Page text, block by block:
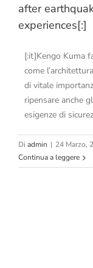
after
experiences[:]
[:it]Kengo Kuma
come
di vitale
ripensare anche
esigenze di
Di admin | 24 Marzo,
Continua a leggere